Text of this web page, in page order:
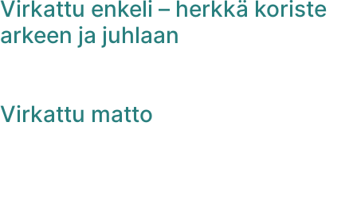
Virkattu enkeli – herkkä koriste
arkeen ja juhlaan
Virkattu matto